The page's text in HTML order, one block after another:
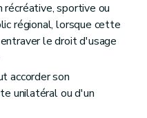
récréative, sportive ou
régional, lorsque cette
le droit d'usage
accorder son
unilatéral ou d'un